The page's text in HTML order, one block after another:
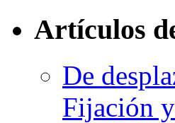
Artículos
De
Fijación